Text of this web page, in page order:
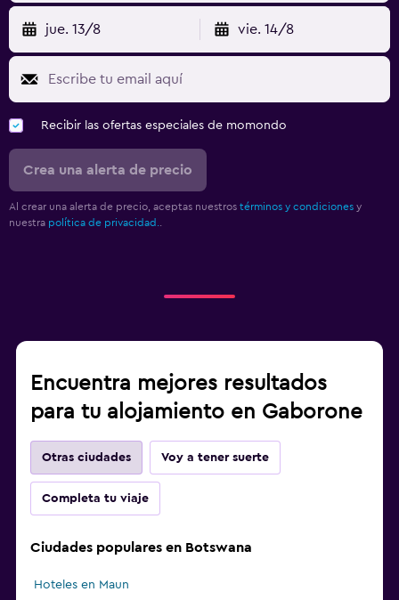
jue. 13/8 vie. 14/8
Recibir las ofertas especiales de momondo
Crea una alerta de precio
Al crear una alerta de precio, aceptas nuestros términos y condiciones y
nuestra política de privacidad.
Encuentra mejores resultados
para tu alojamiento en Gaborone
Otras ciudades Voy a tener suerte
Completa tu viaje
Ciudades populares en Botswana
Hoteles en Maun